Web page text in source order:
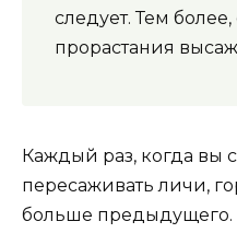
следует. Тем
прорастания
Каждый раз, когда вы
пересаживать личи,
больше предыдущего.